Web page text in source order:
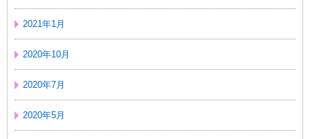
2021年1月
2020年10月
2020年7月
2020年5月